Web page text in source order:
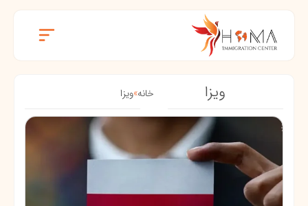
ویزا خانه»ویزا